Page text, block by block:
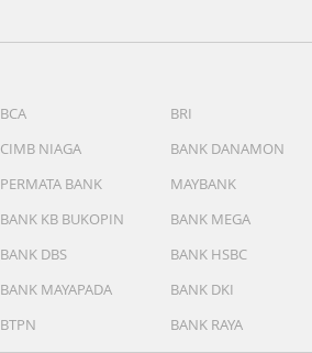
BCA
BRI
CIMB NIAGA
BANK DANAMON
PERMATA BANK
MAYBANK
BANK KB BUKOPIN
BANK MEGA
BANK DBS
BANK HSBC
BANK MAYAPADA
BANK DKI
BTPN BANK RAYA